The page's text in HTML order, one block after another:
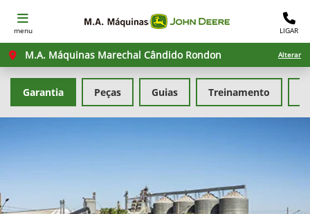
menu LIGAR
M.A. Máquinas Marechal Cândido Rondon Alterar
Peças
Garantia Guias Treinamento